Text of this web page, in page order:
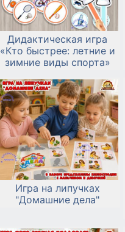
Дидактическая игра
«Кто быстрее: летние и
зимние виды спорта»
Игра на липучках
"Домашние дела"